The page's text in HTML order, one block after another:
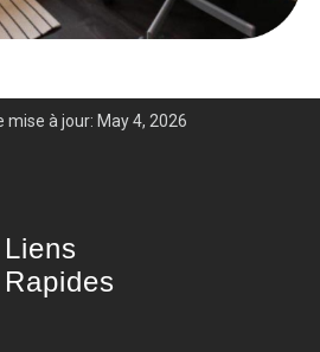
mise à jour: May 4, 2026
Liens
Rapides